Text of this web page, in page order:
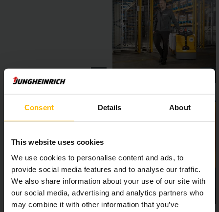
Consent Details About
This website uses cookies
We use cookies to personalise content and ads, to
provide social media features and to analyse our traffic.
We also share information about your use of our site with
our social media, advertising and analytics partners who
may combine it with other information that you’ve